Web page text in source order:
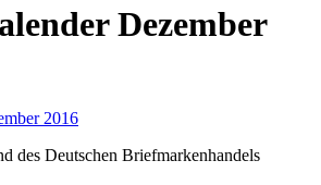
Dezember
2016
des Deutschen Briefmarkenhandels